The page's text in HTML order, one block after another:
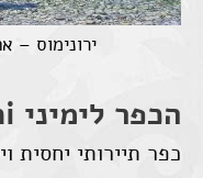
ירונימוס –
הכפר לימיני Limeni:
כפר תיירותי יחסית